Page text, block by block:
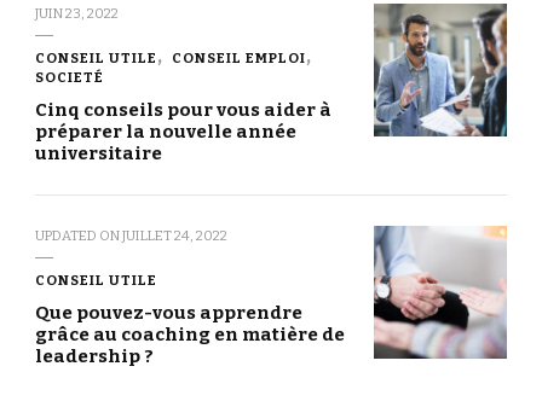
JUIN 23, 2022
CONSEIL UTILE
CONSEIL EMPLOI
SOCIETÉ
Cinq conseils pour vous aider à
préparer la nouvelle année
universitaire
UPDATED ONJUILLET 24, 2022
CONSEIL UTILE
Que pouvez-vous apprendre
grâce au coaching en matière de
leadership ?